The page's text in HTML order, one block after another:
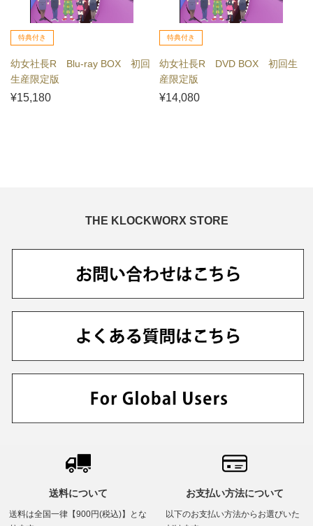
特典付き
幼女社長R Blu-ray BOX 初回
生産限定版
¥15,180
特典付き
幼女社長R DVD BOX 初回生
産限定版
¥14,080
THE KLOCKWORX STORE